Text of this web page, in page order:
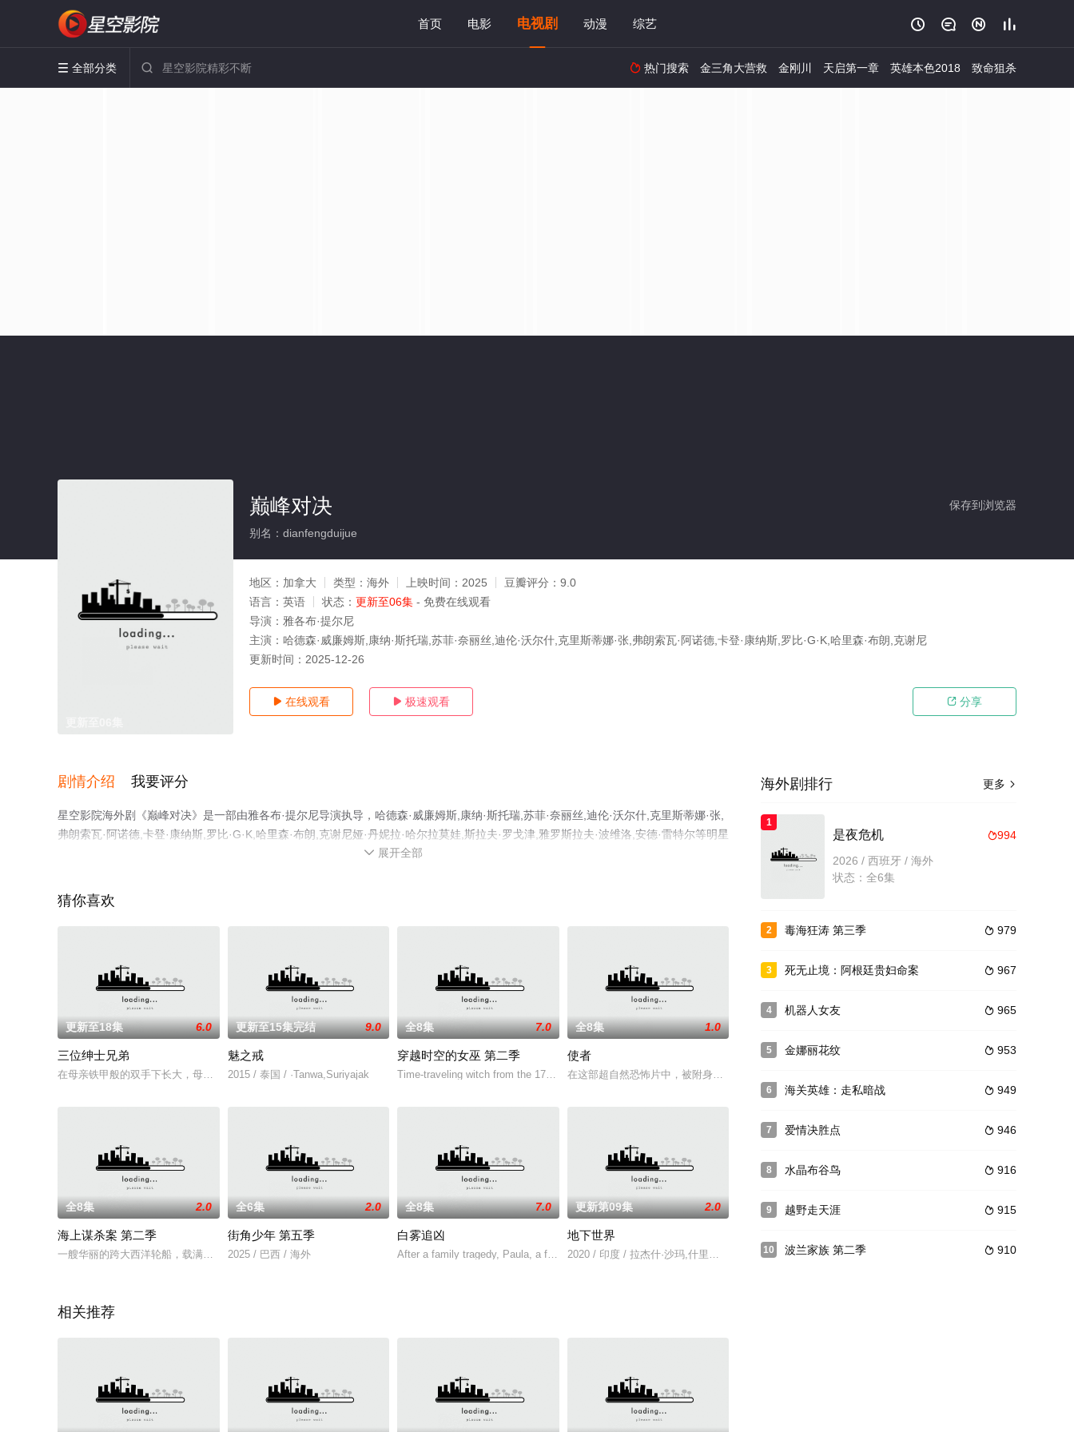
首页 电影 电视剧 动漫 综艺    
 全部分类   热门搜索 金三角大营救 金刚川 天启第一章 英雄本色2018 致命狙杀
保存到浏览器
巅峰对决
别名：dianfengduijue
地区： 加拿大 类型： 海外 上映时间： 2025 豆瓣评分： 9.0
语言： 英语 状态： 更新至06集 - 免费在线观看
导演： 雅各布·提尔尼
主演： 哈德森·威廉姆斯,康纳·斯托瑞,苏菲·奈丽丝,迪伦·沃尔什,克里斯蒂娜·张,弗朗索瓦·阿诺德,卡登·康纳斯,罗比·G·K,哈里森·布朗,克谢尼
更新时间： 2025-12-26
 在线观看  极速观看  分享
剧情介绍 我要评分
星空影院海外剧《巅峰对决》是一部由雅各布·提尔尼导演执导，哈德森·威廉姆斯,康纳·斯托瑞,苏菲·奈丽丝,迪伦·沃尔什,克里斯蒂娜·张,
弗朗索瓦·阿诺德,卡登·康纳斯,罗比·G·K,哈里森·布朗,克谢尼娅·丹妮拉·哈尔拉莫娃,斯拉夫·罗戈津,雅罗斯拉夫·波维洛,安德·雷特尔等明星
演员精彩演绎的加拿大电视剧，手机免费观看高清无删减完整版电视剧全集就上星空电影网，更多相关信息可移步至豆瓣电视剧、电视猫
 展开全部
猜你喜欢
更新至18集 6.0
三位绅士兄弟
在母亲铁甲般的双手下长大，母亲控制着他们从服装到事业的一切，当他们和谁共度余生时，伊奇查亚、特维斯和阿希拉三兄弟能掌控自己的
更新至15集完结 9.0
魅之戒
2015 / 泰国 / ·Tanwa,Suriyajak
全8集 7.0
穿越时空的女巫 第二季
Time-traveling witch from the 17th century escapes death and f
全8集 1.0
使者
在这部超自然恐怖片中，被附身的无生命物体对犯下致命罪孽的人的生活造成了严重破坏。
全8集 2.0
海上谋杀案 第二季
一艘华丽的跨大西洋轮船，载满了乘客，他们从欧洲前往南美，寻求更美好的未来。其中，伊娃（伊万娜·巴克罗饰演）和卡罗琳娜（亚历杭
全6集 2.0
街角少年 第五季
2025 / 巴西 / 海外
全8集 7.0
白雾追凶
After a family tragedy, Paula, a forensic investigator, is wro
更新第09集 2.0
地下世界
2020 / 印度 / 拉杰什·沙玛,什里达·杜比,内拉吉·卡比,杰德普.阿赫拉瓦迪,维品·沙尔马,肖斯迪卡·穆克吉,阿卡什·
相关推荐
更多 
海外剧排行
1
994
是夜危机
2026 / 西班牙 / 海外
状态：全6集
2  979
毒海狂涛 第三季
3  967
死无止境：阿根廷贵妇命案
4  965
机器人女友
5  953
金娜丽花纹
6  949
海关英雄：走私暗战
7  946
爱情决胜点
8  916
水晶布谷鸟
9  915
越野走天涯
10  910
波兰家族 第二季